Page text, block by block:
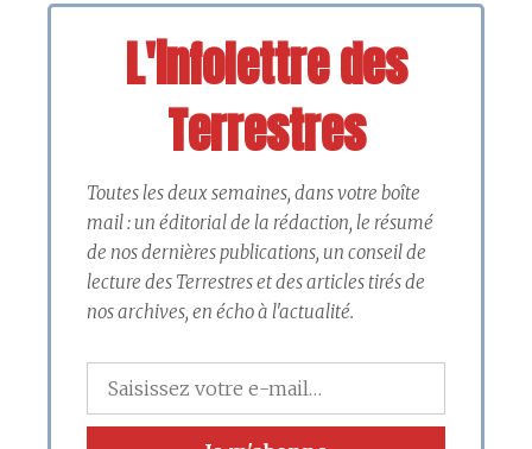
L'infolettre des
Terrestres
Toutes les deux semaines, dans votre boîte
mail : un éditorial de la rédaction, le résumé
de nos dernières publications, un conseil de
lecture des Terrestres et des articles tirés de
nos archives, en écho à l'actualité.